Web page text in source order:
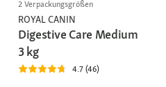
2 Verpackungsgrößen
ROYAL CANIN
Digestive Care Medium
3 kg
4.7 (46)